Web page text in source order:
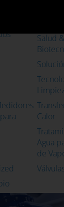
Salud &
Calor
Agua
de